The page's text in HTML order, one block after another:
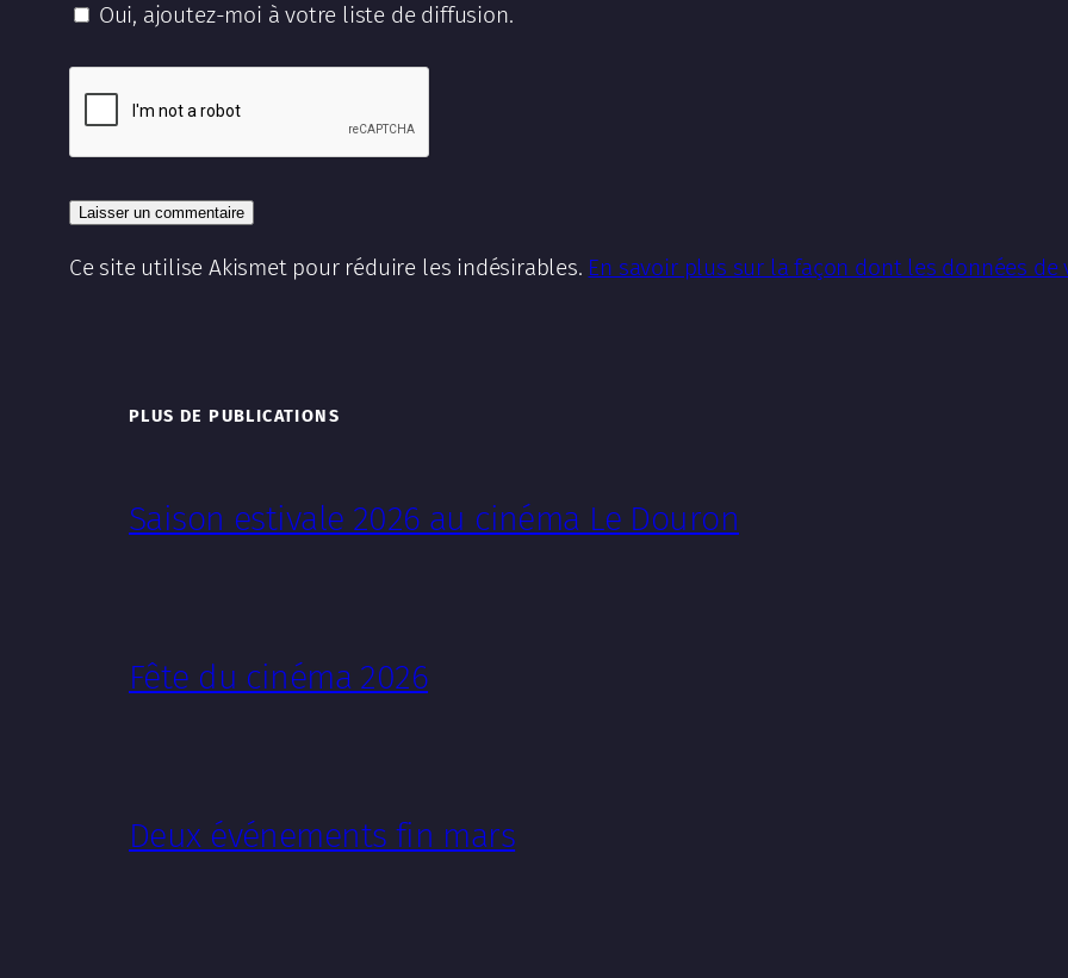
Oui, ajoutez-moi à votre liste de diffusion.
Ce site utilise Akismet pour réduire les indésirables. En savoir plus sur la façon dont les données
PLUS DE PUBLICATIONS
Saison estivale 2026 au cinéma Le Douron
Fête du cinéma 2026
Deux événements fin mars